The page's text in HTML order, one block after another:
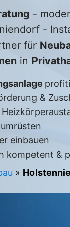
-
-
für
in
&
einbauen
kompetent &
»